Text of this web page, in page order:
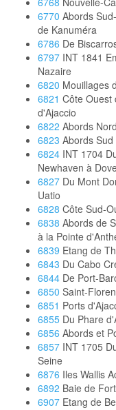
6770 Abords
de Kanuméra
6786 De
6797 INT 1841
Nazaire
6820 Mouillages
6821 Côte Ouest
d'Ajaccio
6822 Abords
6823 Abords
6824 INT 1704
Newhaven à
6827 Du Mont
Uatio
6828 Côte Sud-
6838 Abords de
à la Pointe
6839 Etang de
6843 Du Cabo
6844 De Port-
6850 Saint-
6851 Ports
6855 Du Phare
6856 Abords et
6857 INT 1705
Seine
6876 Iles Wallis
6892 Baie de
6907 Etang de